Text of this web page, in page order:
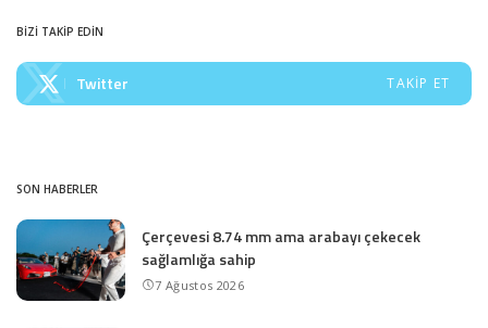
BİZİ TAKİP EDİN
Twitter TAKIP ET
SON HABERLER
Çerçevesi 8.74 mm ama arabayı çekecek
sağlamlığa sahip
7 Ağustos 2026